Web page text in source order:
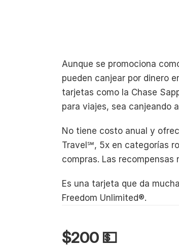
Aunque se promociona
pueden canjear por dinero
tarjetas como la Chase
para viajes, sea canjeando
No tiene costo anual y
Travel℠, 5x en categorías
compras. Las
Es una tarjeta que da
Freedom Unlimited®.
$200 💵